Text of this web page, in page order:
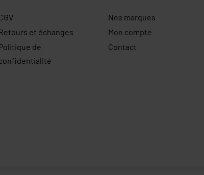
et échanges
de
Nos marques
Mon compte
Contact